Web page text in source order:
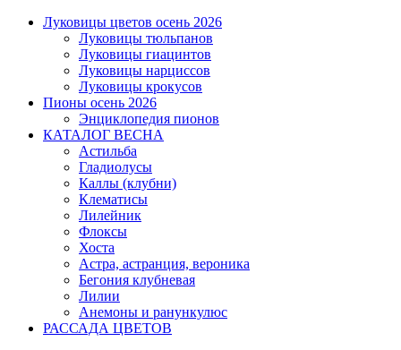
Луковицы цветов осень 2026
Луковицы тюльпанов
Луковицы гиацинтов
Луковицы нарциссов
Луковицы крокусов
Пионы осень 2026
Энциклопедия пионов
КАТАЛОГ ВЕСНА
Астильба
Гладиолусы
Каллы (клубни)
Клематисы
Лилейник
Флоксы
Хоста
Астра, астранция, вероника
Бегония клубневая
Лилии
Анемоны и ранункулюс
РАССАДА ЦВЕТОВ